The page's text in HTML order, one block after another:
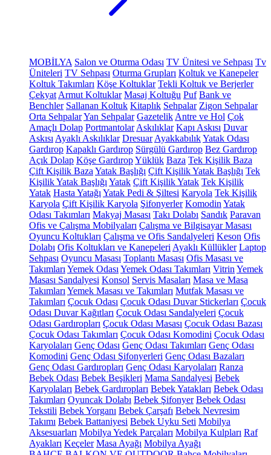
MOBİLYA Salon ve Oturma Odası TV Ünitesi ve Sehpası Tv
Üniteleri TV Sehpası Oturma Grupları Koltuk ve Kanepeler
Koltuk Takımları Köşe Koltuklar Tekli Koltuk ve Berjerler
Çekyat Armut Koltuklar Masaj Koltuğu Puf Bank ve
Benchler Sallanan Koltuk Kitaplık Sehpalar Zigon Sehpalar
Orta SehpalarYan Sehpalar Gazetelik Antre ve Hol Çok
Amaçlı Dolap Portmantolar Askılıklar Kapı Askısı Duvar
Askısı Ayaklı Askılıklar Dresuar AyakkabılıkYatak Odası
Gardırop Kapaklı Gardırop Sürgülü Gardırop Bez Gardırop
Açık Dolap Köşe GardıropYüklük Baza Tek Kişilik Baza
Çift Kişilik Baza Yatak Başlığı Çift Kişilik Yatak Başlığı Tek
Kişilik Yatak Başlığı Yatak Çift Kişilik Yatak Tek Kişilik
Yatak Hasta Yatağı Yatak Pedi & Şiltesi Karyola Tek Kişilik
Karyola Çift Kişilik Karyola Şifonyerler Komodin Yatak
Odası Takımları Makyaj Masası Takı Dolabı Sandık Paravan
Ofis ve Çalışma Mobilyaları Çalışma ve Bilgisayar Masası
Oyuncu Koltukları Çalışma ve Ofis Sandalyeleri Keson Ofis
Dolabı Ofis Koltukları ve Kanepeleri Ayaklı Küllükler Laptop
Sehpası Oyuncu Masası Toplantı Masası Ofis Masası ve
Takımları Yemek Odası Yemek Odası Takımları Vitrin Yemek
Masası Sandalyesi Konsol Servis Masaları Masa ve Masa
Takımları Yemek Masası ve Takımları Mutfak Masası ve
Takımları Çocuk Odası Çocuk Odası Duvar Stickerları Çocuk
Odası Duvar Kağıtları Çocuk Odası Sandalyeleri Çocuk
Odası Gardıropları Çocuk Odası Masası Çocuk Odası Bazası
Çocuk Odası Takımları Çocuk Odası Komodini Çocuk Odası
Karyolaları Genç Odası Genç Odası Takımları Genç Odası
Komodini Genç Odası Şifonyerleri Genç Odası Bazaları
Genç Odası Gardıropları Genç Odası Karyolaları Ranza
Bebek Odası Bebek Beşikleri Mama Sandalyesi Bebek
Karyolaları Bebek Gardıropları Bebek Yatakları Bebek Odası
Takımları Oyuncak Dolabı Bebek Şifonyer Bebek Odası
Tekstili Bebek Yorganı Bebek Çarşafı Bebek Nevresim
Takımı Bebek Battaniyesi Bebek Uyku Seti Mobilya
Aksesuarları Mobilya Yedek Parçaları Mobilya Kulpları Raf
Ayakları Keçeler Masa Ayağı Mobilya Ayağı